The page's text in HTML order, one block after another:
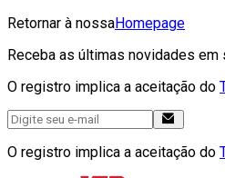
Retornar à nossaHomepage
Receba as últimas novidades em
O registro implica a aceitação do
O registro implica a aceitação do